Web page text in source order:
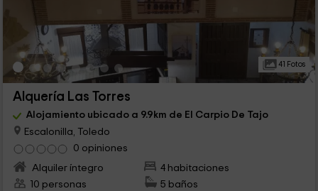
41 Fotos
Alquería Las Torres
Alojamiento ubicado a 9.9km de El Carpio De Tajo
Escalonilla, Toledo
0 opiniones
Alquiler íntegro
4 habitaciones
10 personas
5 baños